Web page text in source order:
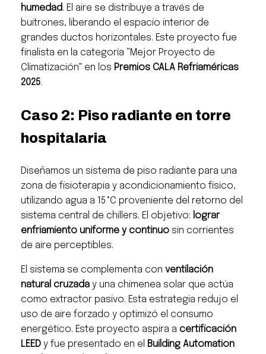
humedad. El aire se distribuye a través de
buitrones, liberando el espacio interior de
grandes ductos horizontales. Este proyecto fue
finalista en la categoría “Mejor Proyecto de
Climatización” en los Premios CALA Refriaméricas
2025.
Caso 2: Piso radiante en torre
hospitalaria
Diseñamos un sistema de piso radiante para una
zona de fisioterapia y acondicionamiento físico,
utilizando agua a 15 °C proveniente del retorno del
sistema central de chillers. El objetivo: lograr
enfriamiento uniforme y continuo sin corrientes
de aire perceptibles.
El sistema se complementa con ventilación
natural cruzada y una chimenea solar que actúa
como extractor pasivo. Esta estrategia redujo el
uso de aire forzado y optimizó el consumo
energético. Este proyecto aspira a certificación
LEED y fue presentado en el Building Automation